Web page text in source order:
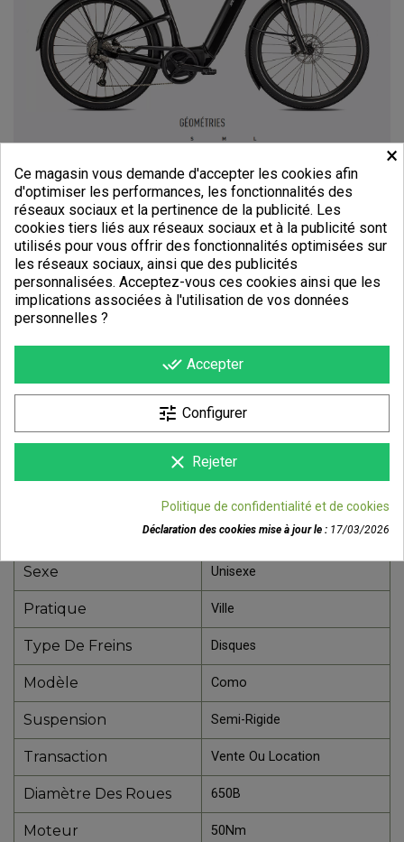
DÉTAILS DU PRODUIT
Référence 90422-7704
Aluminium
Sexe Unisexe
Pratique Ville
Type De Freins Disques
Modèle Como
Suspension Semi-Rigide
Transaction Vente Ou Location
Diamètre Des Roues 650B
Moteur 50Nm
×
Ce magasin vous demande d'accepter les cookies afin
d'optimiser les performances, les fonctionnalités des
réseaux sociaux et la pertinence de la publicité. Les
cookies tiers liés aux réseaux sociaux et à la publicité sont
utilisés pour vous offrir des fonctionnalités optimisées sur
les réseaux sociaux, ainsi que des publicités
personnalisées. Acceptez-vous ces cookies ainsi que les
implications associées à l'utilisation de vos données
personnelles ?
done_all Accepter
tune Configurer
clear Rejeter
Politique de confidentialité et de cookies
Déclaration des cookies mise à jour le : 17/03/2026